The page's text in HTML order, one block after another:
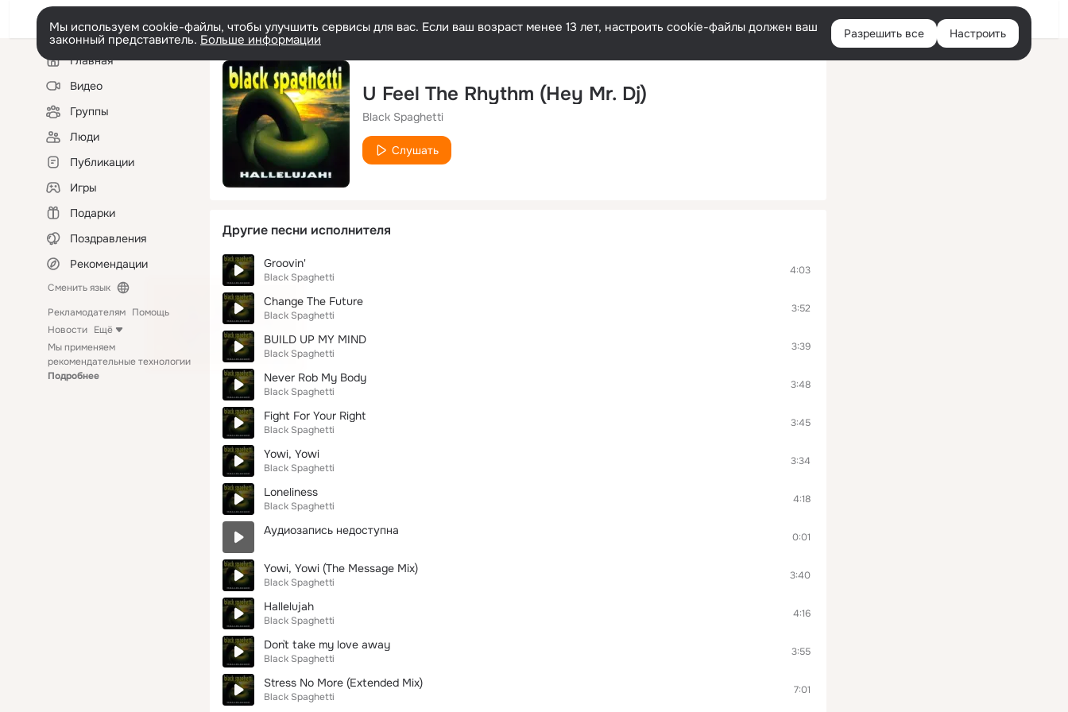
Войти
Мы используем cookie-файлы, чтобы улучшить сервисы для вас. Если ваш возраст менее 13 лет, настроить cookie-файлы должен ваш
законный представитель. Больше информации Разрешить все Настроить
Левая
колонкаГлавная
Видео
Группы
Люди
Публикации
Игры
Подарки
Поздравления
Рекомендации
Сменить язык
Рекламодателям Помощь
Новости Ещё
Мы применяем
рекомендательные технологии
Подробнее
U Feel The Rhythm (Hey Mr. Dj)
Black Spaghetti
Слушать
Другие песни исполнителя
Groovin'
Black Spaghetti
4:03
Change The Future
Black Spaghetti
3:52
BUILD UP MY MIND
Black Spaghetti
3:39
Never Rob My Body
Black Spaghetti
3:48
Fight For Your Right
Black Spaghetti
3:45
Yowi, Yowi
Black Spaghetti
3:34
Loneliness
Black Spaghetti
4:18
Аудиозапись недоступна 0:01
Yowi, Yowi (The Message Mix)
Black Spaghetti
3:40
Hallelujah
Black Spaghetti
4:16
Don`t take my love away
Black Spaghetti
3:55
Stress No More (Extended Mix)
Black Spaghetti
7:01